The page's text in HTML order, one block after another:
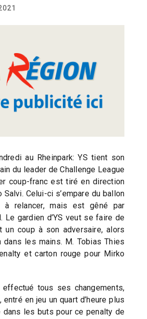
au Rheinpark: YS tient son
du leader de Challenge League
coup-franc est tiré en direction
Celui-ci s’empare du ballon
relancer, mais est gêné par
Le gardien d’YS veut se faire de
un coup à son adversaire, alors
dans les mains. M. Tobias Thies
et carton rouge pour Mirko
effectué tous ses changements,
entré en jeu un quart d’heure plus
dans les buts pour ce penalty de